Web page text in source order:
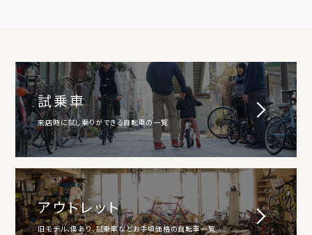
試乗車
来店時に試し乗りができる自転車の一覧
アウトレット
旧モデル、傷あり、試乗車などお手頃価格の自転車一覧